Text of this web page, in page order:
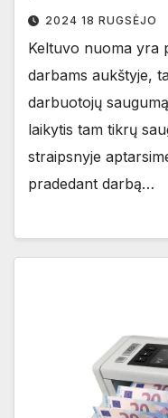
2024 18 RUGSĖJO
Keltuvo nuoma yra
darbams aukštyje,
darbuotojų
laikytis tam tikrų
straipsnyje
pradedant darbą…